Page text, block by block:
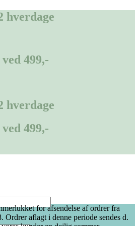
hverdage
499,-
hverdage
499,-
for afsendelse af ordrer fra
Ordrer aflagt i denne periode sendes d.